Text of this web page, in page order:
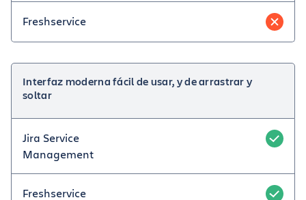
Freshservice
Interfaz moderna fácil de usar, y de arrastrar y
soltar
Jira Service
Management
Freshservice